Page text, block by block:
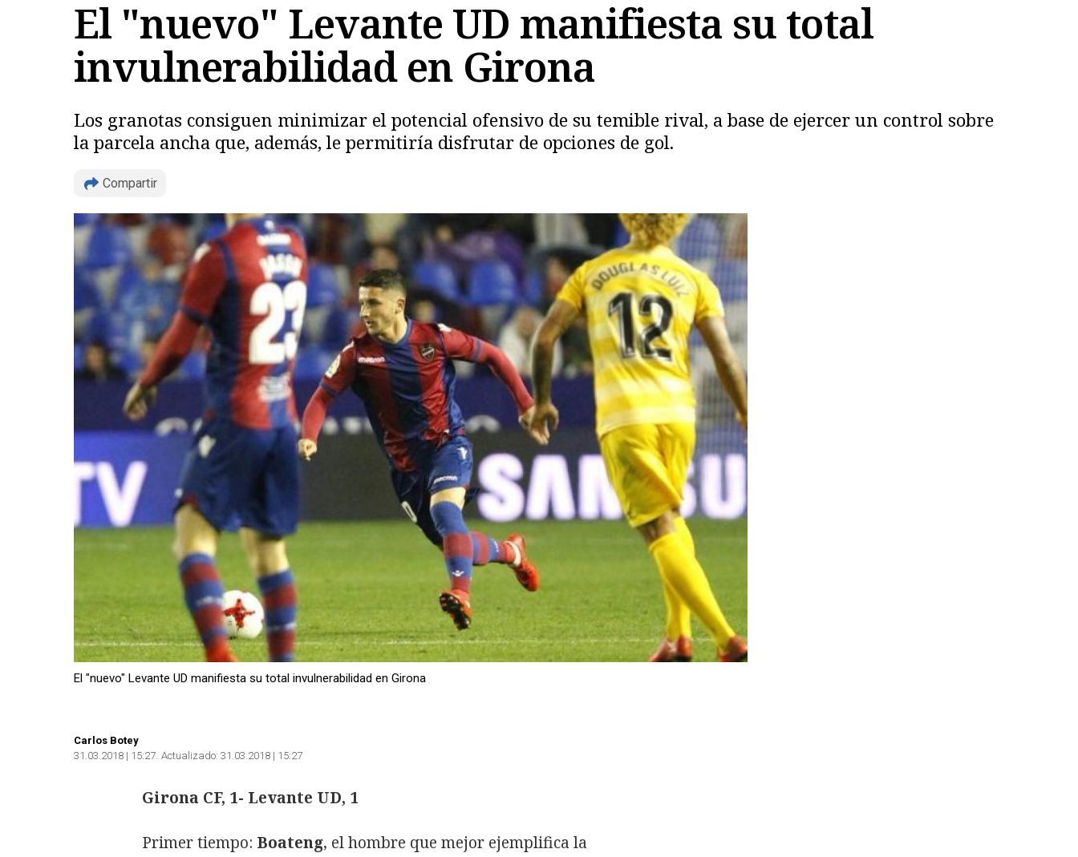
El "nuevo" Levante UD manifiesta su total
invulnerabilidad en Girona
Los granotas consiguen minimizar el potencial ofensivo de su temible rival, a base de ejercer un control sobre
la parcela ancha que, además, le permitiría disfrutar de opciones de gol.
Compartir
El "nuevo" Levante UD manifiesta su total invulnerabilidad en Girona
Carlos Botey
31.03.2018 | 15:27 Actualizado: 31.03.2018 | 15:27
Girona CF, 1- Levante UD, 1
Primer tiempo: Boateng, el hombre que mejor ejemplifica la